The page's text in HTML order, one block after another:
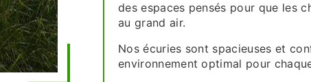
des espaces pensés pour que les
au grand air.
Nos écuries sont spacieuses et
environnement optimal pour